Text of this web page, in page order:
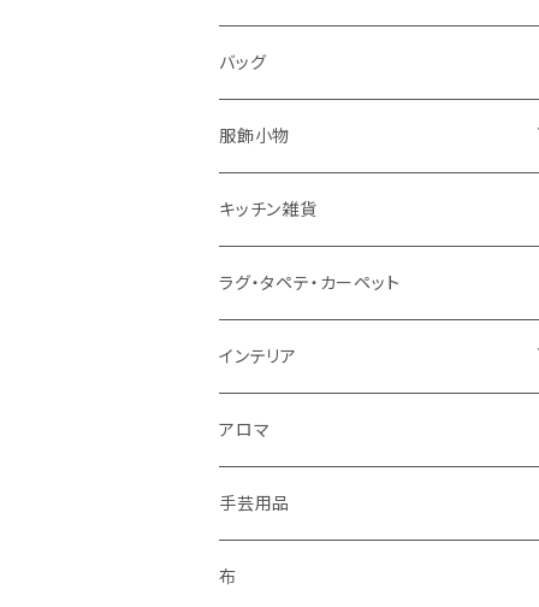
パソコンケース
バッグ
服飾小物
ストール
ベルト
キーホルダー
手袋
キッチン雑貨
ラグ・タペテ・カーペット
インテリア
クッションカバー
アロマ
手芸用品
布